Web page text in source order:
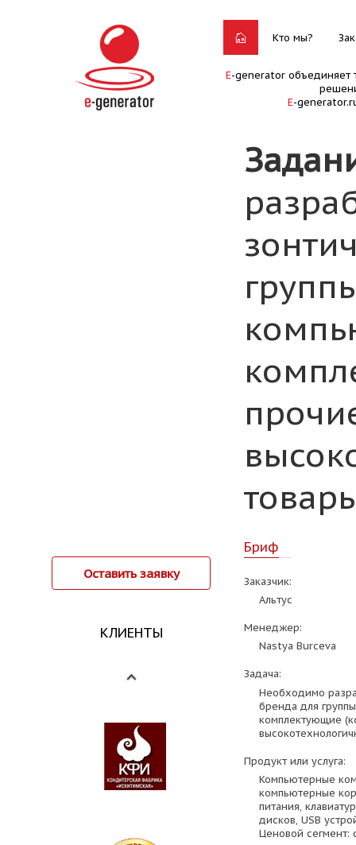
Кто мы?
E-generator объединяет
E-
Оставить заявку
КЛИЕНТЫ
Бриф
Заказчик:
Альтус
Менеджер:
Nastya Burceva
Задача:
Необходимо
бренда для
комплектующие
Продукт или услуга:
Компьютерные
компьютерные
питания,
дисков, USB
Ценовой сегмент: